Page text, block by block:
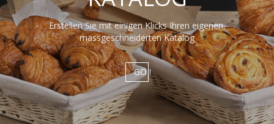
Erstellen Sie mit einigen Klicks Ihren eigenen,
massgeschneiderten Katalog
GO !